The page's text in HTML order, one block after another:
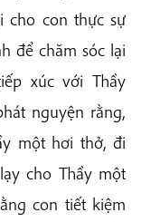
cho con thực sự
để chăm sóc lại
xúc với Thầy
nguyện rằng,
một hơi thở, đi
cho Thầy một
con tiết kiệm